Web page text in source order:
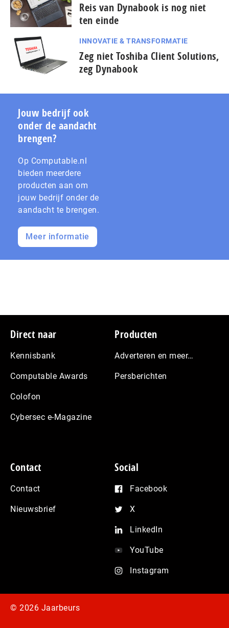
Reis van Dynabook is nog niet
ten einde
INNOVATIE & TRANSFORMATIE
Zeg niet Toshiba Client Solutions,
zeg Dynabook
Jouw bedrijf ook
onder de aandacht
brengen?
Op Computable.nl
bieden meerdere
producten aan om
jouw bedrijf onder de
aandacht te brengen.
Meer informatie
Footer
Direct naar
Kennisbank
Computable Awards
Colofon
Cybersec e-Magazine
Producten
Adverteren en meer…
Persberichten
Contact
Contact
Nieuwsbrief
Social
Facebook
X
LinkedIn
YouTube
Instagram
© 2026 Jaarbeurs